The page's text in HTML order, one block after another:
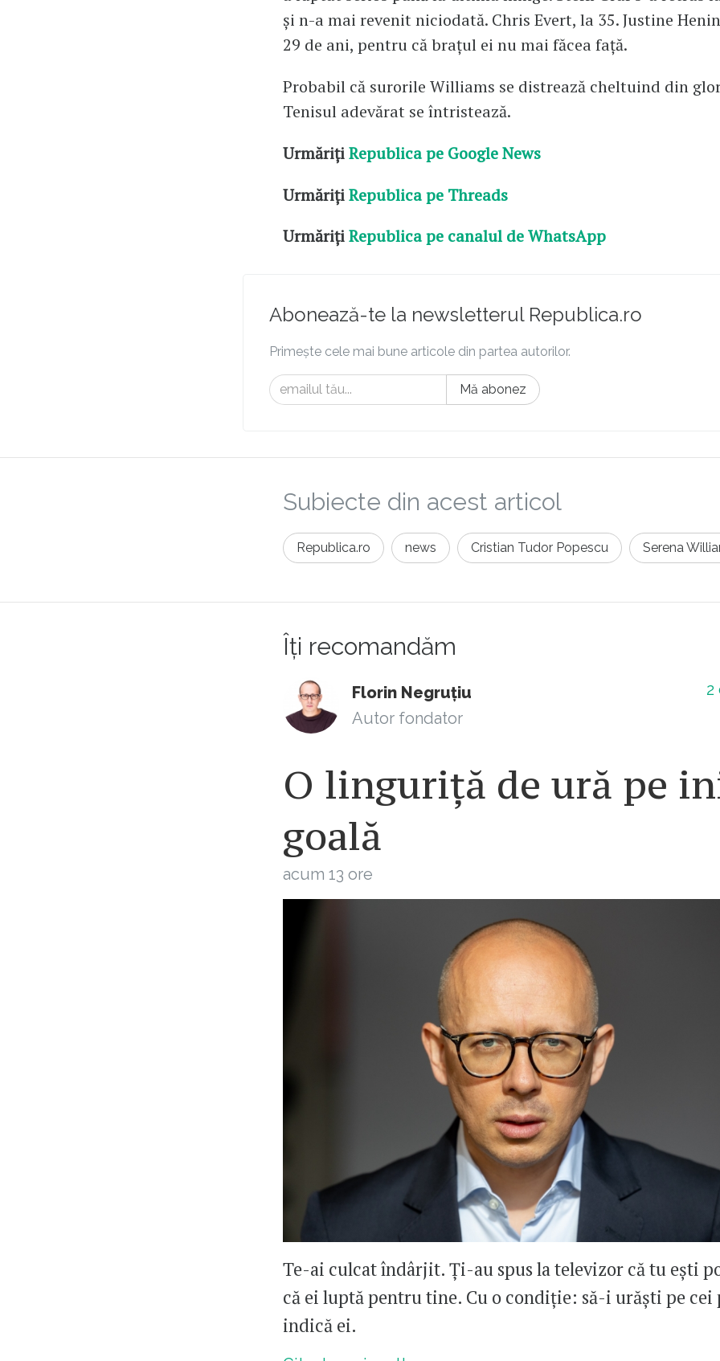
și n-a mai revenit niciodată. Chris Evert, la 35. Justine
29 de ani, pentru că brațul ei nu mai făcea față.
Probabil că surorile Williams se distrează cheltuind din
Tenisul adevărat se întristează.
UrmărițiRepublica pe Google News
UrmărițiRepublica pe Threads
UrmărițiRepublica pe canalul de WhatsApp
Abonează-te la newsletterul Republica.ro
Primește cele mai bune articole din partea autorilor.
Mă abonez
Subiecte din acest articol
Republica.ro news Cristian Tudor Popescu Serena
Îți recomandăm
Florin Negruțiu
Autor fondator
2
O linguriță de ură pe
goală
acum 13 ore
Te-ai culcat îndârjit. Ți-au spus la televizor că tu ești
că ei luptă pentru tine. Cu o condiție: să-i urăști pe cei
indică ei.